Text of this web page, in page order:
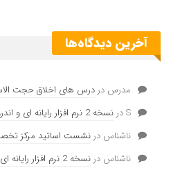
آخرین دیدگاه‌ها
مدرس در درس های اخلاق حجت
Sدر نسخه 2 نرم افزار رایانه ای و اندروید آثار علامه مصباح+ دانلود
ناشناس در نشست اساتید مرکز
ناشناس در نسخه 2 نرم افزار رایانه ای و اندروید آثار علامه مصباح+ دانلود